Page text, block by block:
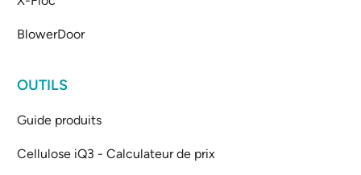
BlowerDoor
OUTILS
Guide produits
Cellulose iQ3 - Calculateur de prix